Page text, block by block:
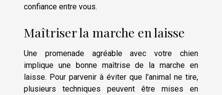
confiance entre vous.
Maîtriser la marche en laisse
Une promenade agréable avec votre chien
implique une bonne maîtrise de la marche en
laisse. Pour parvenir à éviter que l'animal ne tire,
plusieurs techniques peuvent être mises en